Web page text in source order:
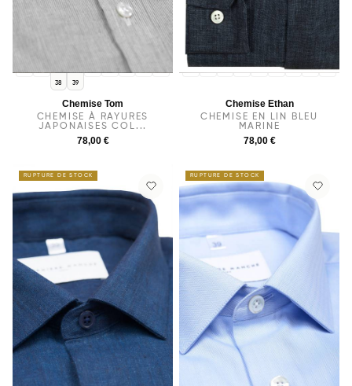
38 39
42
Chemise Tom
CHEMISE À RAYURES
JAPONAISES COL...
78,00 €
42 43 44
Chemise Ethan
CHEMISE EN LIN BLEU
MARINE
78,00 €
RUPTURE DE STOCK RUPTURE DE STOCK